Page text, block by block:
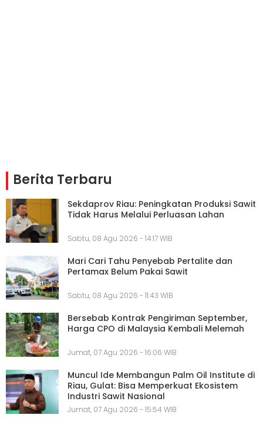
Berita Terbaru
Sekdaprov Riau: Peningkatan Produksi Sawit
Tidak Harus Melalui Perluasan Lahan
Sabtu, 08 Agu 2026 - 14:17 WIB
Mari Cari Tahu Penyebab Pertalite dan
Pertamax Belum Pakai Sawit
Sabtu, 08 Agu 2026 - 11:43 WIB
Bersebab Kontrak Pengiriman September,
Harga CPO di Malaysia Kembali Melemah
Jumat, 07 Agu 2026 - 16:06 WIB
Muncul Ide Membangun Palm Oil Institute di
Riau, Gulat: Bisa Memperkuat Ekosistem
Industri Sawit Nasional
Jumat, 07 Agu 2026 - 15:54 WIB